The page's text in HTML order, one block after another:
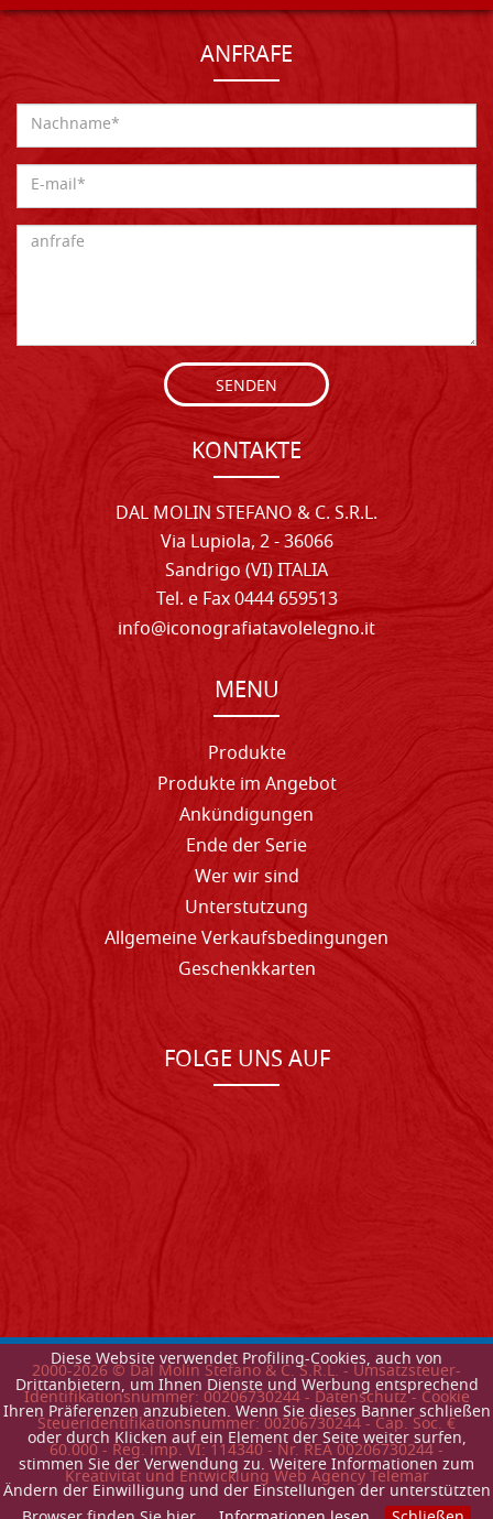
Diese Website verwendet Profiling-Cookies, auch von
Drittanbietern, um Ihnen Dienste und Werbung entsprechend
Ihren Präferenzen anzubieten. Wenn Sie dieses Banner schließen
oder durch Klicken auf ein Element der Seite weiter surfen,
stimmen Sie der Verwendung zu. Weitere Informationen zum
Ändern der Einwilligung und der Einstellungen der unterstützten
ANFRAFE
SENDEN
KONTAKTE
DAL MOLIN STEFANO & C. S.R.L.
Via Lupiola, 2 - 36066
Sandrigo (VI) ITALIA
Tel. e Fax 0444 659513
info@iconografiatavolelegno.it
MENU
Produkte
Produkte im Angebot
Ankündigungen
Ende der Serie
Wer wir sind
Unterstutzung
Allgemeine Verkaufsbedingungen
Geschenkkarten
FOLGE UNS AUF
2000-2026© Dal Molin Stefano & C. S.R.L. - Umsatzsteuer-
Identifikationsnummer: 00206730244 -Datenschutz-Cookie
Steueridentifikationsnummer: 00206730244 - Cap. Soc. €
60.000 - Reg. imp. VI: 114340 - Nr. REA 00206730244 -
Kreativitat und Entwicklung Web Agency Telemar